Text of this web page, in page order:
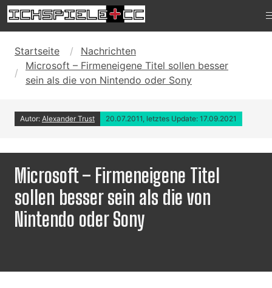
Startseite
Nachrichten
Microsoft – Firmeneigene Titel sollen besser
sein als die von Nintendo oder Sony
Autor: Alexander Trust 20.07.2011, letztes Update: 17.09.2021
Microsoft – Firmeneigene Titel
sollen besser sein als die von
Nintendo oder Sony